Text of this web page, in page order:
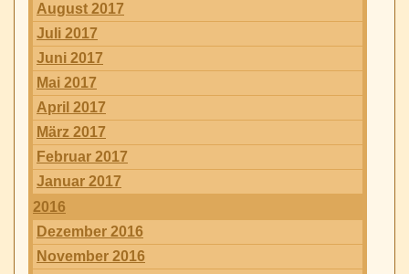
August 2017
Juli 2017
Juni 2017
Mai 2017
April 2017
März 2017
Februar 2017
Januar 2017
2016
Dezember 2016
November 2016